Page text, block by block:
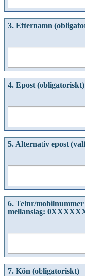
3. Efternamn
4. Epost (obligatoriskt)
5. Alternativ epost
6. Telnr/
mellanslag:
7. Kön (obligatoriskt)